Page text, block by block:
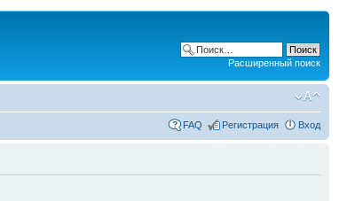
Расширенный поиск
FAQ Регистрация Вход